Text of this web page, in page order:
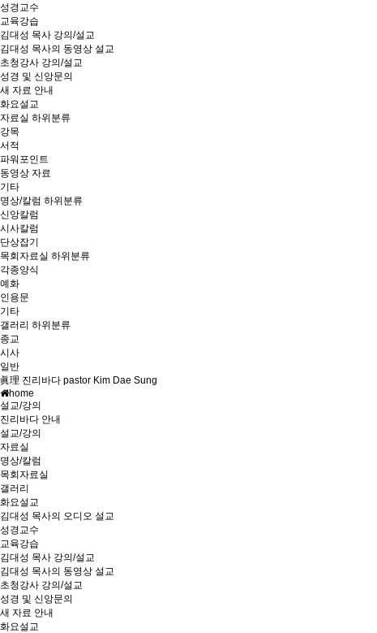
성경교수
교육강습
김대성 목사 강의/설교
김대성 목사의 동영상 설교
초청강사 강의/설교
성경 및 신앙문의
새 자료 안내
화요설교
자료실 하위분류
강목
서적
파워포인트
동영상 자료
기타
명상/칼럼 하위분류
신앙칼럼
시사칼럼
단상잡기
목회자료실 하위분류
각종양식
예화
인용문
기타
갤러리 하위분류
종교
시사
일반
眞理 진리바다 pastor Kim Dae Sung
home
설교/강의
진리바다 안내
설교/강의
자료실
명상/칼럼
목회자료실
갤러리
화요설교
김대성 목사의 오디오 설교
성경교수
교육강습
김대성 목사 강의/설교
김대성 목사의 동영상 설교
초청강사 강의/설교
성경 및 신앙문의
새 자료 안내
화요설교